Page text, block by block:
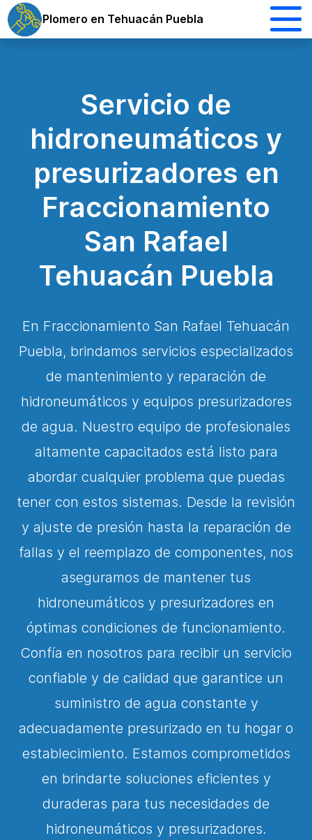
Plomero en Tehuacán Puebla
Servicio de
hidroneumáticos y
presurizadores en
Fraccionamiento
San Rafael
Tehuacán Puebla
En Fraccionamiento San Rafael Tehuacán
Puebla, brindamos servicios especializados
de mantenimiento y reparación de
hidroneumáticos y equipos presurizadores
de agua. Nuestro equipo de profesionales
altamente capacitados está listo para
abordar cualquier problema que puedas
tener con estos sistemas. Desde la revisión
y ajuste de presión hasta la reparación de
fallas y el reemplazo de componentes, nos
aseguramos de mantener tus
hidroneumáticos y presurizadores en
óptimas condiciones de funcionamiento.
Confía en nosotros para recibir un servicio
confiable y de calidad que garantice un
suministro de agua constante y
adecuadamente presurizado en tu hogar o
establecimiento. Estamos comprometidos
en brindarte soluciones eficientes y
duraderas para tus necesidades de
hidroneumáticos y presurizadores.